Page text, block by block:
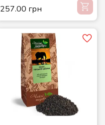
257.00 грн